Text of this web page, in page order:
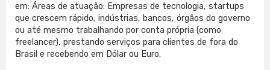
em: Áreas de atuação: Empresas de tecnologia, startups
que crescem rápido, indústrias, bancos, órgãos do governo
ou até mesmo trabalhando por conta própria (como
freelancer), prestando serviços para clientes de fora do
Brasil e recebendo em Dólar ou Euro.